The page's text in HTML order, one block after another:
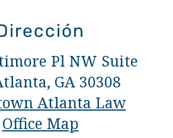
Pl NW Suite
GA 30308
Atlanta Law
Office Map